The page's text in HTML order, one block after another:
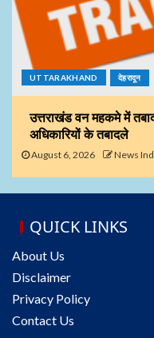
UTTARAKHAND देहरादून
उत्तराखंड वन महकमे में
अधिकारियों के तबादले
August 6, 2026 News
QUICK LINKS
About Us
Disclaimer
Privacy Policy
Contact Us